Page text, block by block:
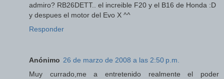
admiro? RB26DETT.. el increible F20 y el B16 de Honda :D
y despues el motor del Evo X ^^
Responder
Anónimo 26 de marzo de 2008 a las 2:50 p.m.
Muy currado,me a entretenido realmente el poder